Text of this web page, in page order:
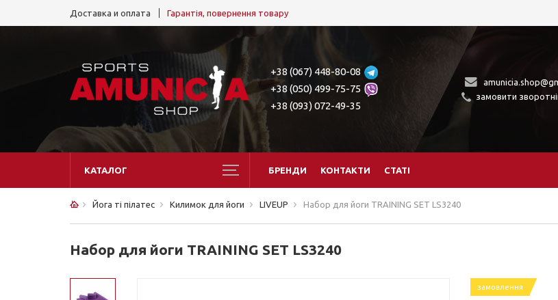
Доставка и оплата Гарантія, повернення товару
+38 (067) 448-80-08
+38 (050) 499-75-75
+38 (093) 072-49-35
замовити
КАТАЛОГ БРЕНДИ КОНТАКТИ СТАТІ
Йога ті пілатес Килимок для йоги LIVEUP Набор для йоги TRAINING SET LS3240
Набор для йоги TRAINING SET LS3240
замовлення